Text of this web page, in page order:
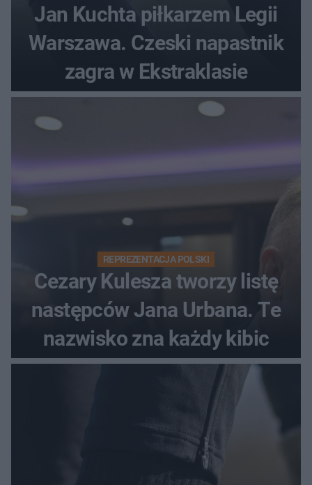
Jan Kuchta piłkarzem Legii
Warszawa. Czeski napastnik
zagra w Ekstraklasie
REPREZENTACJA POLSKI
Cezary Kulesza tworzy listę
następców Jana Urbana. Te
nazwisko zna każdy kibic